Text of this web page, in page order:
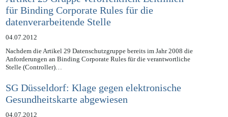
Artikel 29 Gruppe veröffentlicht Leitlinien
für Binding Corporate Rules für die
datenverarbeitende Stelle
04.07.2012
Nachdem die Artikel 29 Datenschutzgruppe bereits im Jahr 2008 die
Anforderungen an Binding Corporate Rules für die verantwortliche
SG Düsseldorf: Klage gegen elektronische
Gesundheitskarte abgewiesen